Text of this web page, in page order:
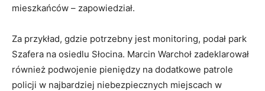
mieszkańców – zapowiedział.
Za przykład, gdzie potrzebny jest monitoring, podał park
Szafera na osiedlu Słocina. Marcin Warchoł zadeklarował
również podwojenie pieniędzy na dodatkowe patrole
policji w najbardziej niebezpiecznych miejscach w